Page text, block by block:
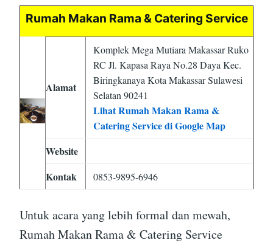
Rumah Makan Rama & Catering Service
Alamat
Komplek Mega Mutiara Makassar Ruko
RC Jl. Kapasa Raya No.28 Daya Kec.
Biringkanaya Kota Makassar Sulawesi
Selatan 90241
Lihat Rumah Makan Rama &
Catering Service di Google Map
Website
Kontak
0853-9895-6946
Untuk acara yang lebih formal dan mewah,
Rumah Makan Rama & Catering Service